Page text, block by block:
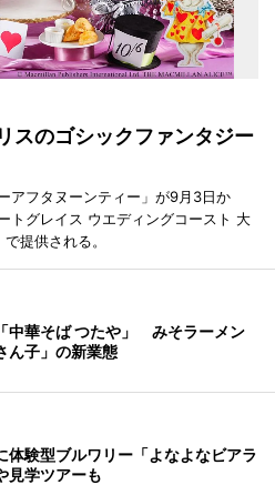
スのゴシックファンタジー
アフタヌーンティー」が9月3日か
トグレイス ウエディングコースト 大
提供される。
中華そば つたや」 みそラーメン
ん子」の新業態
体験型ブルワリー「よなよなビアラ
学ツアーも